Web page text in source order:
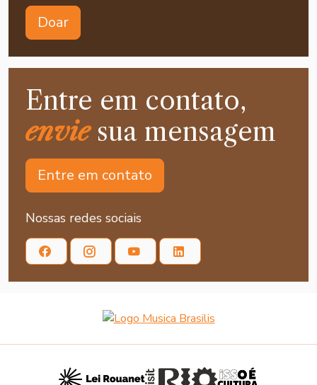
Doar
Entre em contato,
enviesua mensagem
Entre em contato
Nossas redes sociais